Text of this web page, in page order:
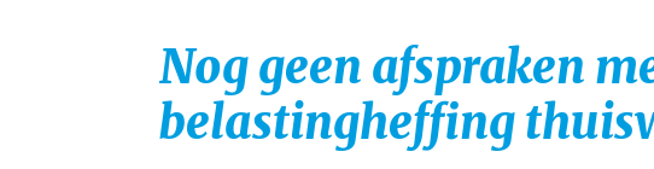
Nog geen afspraken
belastingheffing